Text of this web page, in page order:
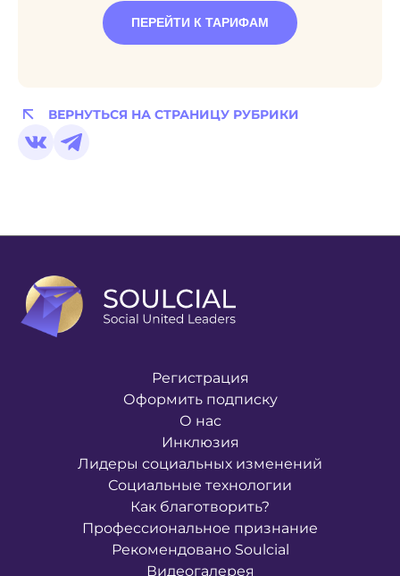
ПЕРЕЙТИ К ТАРИФАМ
ВЕРНУТЬСЯ НА СТРАНИЦУ РУБРИКИ
Регистрация
Оформить подписку
О нас
Инклюзия
Лидеры социальных изменений
Социальные технологии
Как благотворить?
Профессиональное признание
Рекомендовано Soulcial
Видеогалерея